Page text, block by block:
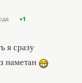
+1
я сразу
наметан